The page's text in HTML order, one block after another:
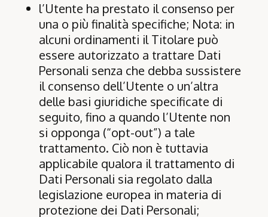
l’Utente ha prestato il consenso per
una o più finalità specifiche; Nota: in
alcuni ordinamenti il Titolare può
essere autorizzato a trattare Dati
Personali senza che debba sussistere
il consenso dell’Utente o un’altra
delle basi giuridiche specificate di
seguito, fino a quando l’Utente non
si opponga (“opt-out”) a tale
trattamento. Ciò non è tuttavia
applicabile qualora il trattamento di
Dati Personali sia regolato dalla
legislazione europea in materia di
protezione dei Dati Personali;